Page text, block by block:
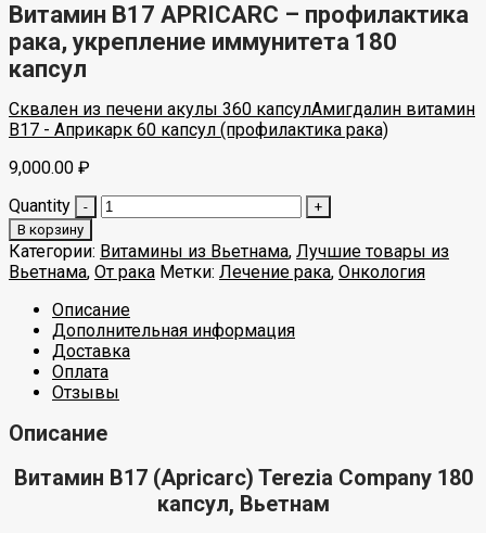
Витамин B17 APRICARC – профилактика
рака, укрепление иммунитета 180
капсул
Сквален из печени акулы 360 капсулАмигдалин витамин
B17 - Априкарк 60 капсул (профилактика рака)
9,000.00 ₽
Quantity
В корзину
Категории: Витамины из Вьетнама, Лучшие товары из
Вьетнама, От рака Метки: Лечение рака, Онкология
Описание
Дополнительная информация
Доставка
Оплата
Отзывы
Описание
Витамин B17 (Apricarc) Terezia Company 180
капсул, Вьетнам